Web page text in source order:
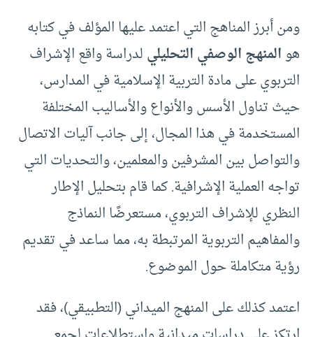
ومن أبرز المناهج التي اعتمد عليها المؤلف في كتابه
هوالمنهج الوصفي التحليليلدراسة واقع الإشراف
التربوي على مادة التربية الإسلامية في المدارس،
حيث تناول الأسس والأنواع والأساليب المختلفة
المستخدمة في هذا المجال، إلى جانب آليات الاتصال
والتواصل بين المشرفين والمعلمين، والتحديات التي
تواجه العملية الإشرافية. كما قام بتحليل الإطار
النظري للإشراف التربوي، مستعرضًا النماذج
والمفاهيم التربوية المرتبطة به، مما ساعد في تقديم
رؤية متكاملة حول الموضوع.
اعتمد كذلك على المنهج الميداني (التطبيقي)، فقد